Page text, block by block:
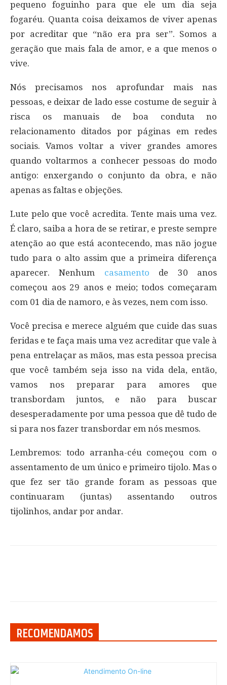
pequeno foguinho para que ele um dia seja
fogaréu. Quanta coisa deixamos de viver apenas
por acreditar que “não era pra ser”. Somos a
geração que mais fala de amor, e a que menos o
vive.
Nós precisamos nos aprofundar mais nas
pessoas, e deixar de lado esse costume de seguir à
risca os manuais de boa conduta no
relacionamento ditados por páginas em redes
sociais. Vamos voltar a viver grandes amores
quando voltarmos a conhecer pessoas do modo
antigo: enxergando o conjunto da obra, e não
apenas as faltas e objeções.
Lute pelo que você acredita. Tente mais uma vez.
É claro, saiba a hora de se retirar, e preste sempre
atenção ao que está acontecendo, mas não jogue
tudo para o alto assim que a primeira diferença
aparecer. Nenhum casamento de 30 anos
começou aos 29 anos e meio; todos começaram
com 01 dia de namoro, e às vezes, nem com isso.
Você precisa e merece alguém que cuide das suas
feridas e te faça mais uma vez acreditar que vale à
pena entrelaçar as mãos, mas esta pessoa precisa
que você também seja isso na vida dela, então,
vamos nos preparar para amores que
transbordam juntos, e não para buscar
desesperadamente por uma pessoa que dê tudo de
si para nos fazer transbordar em nós mesmos.
Lembremos: todo arranha-céu começou com o
assentamento de um único e primeiro tijolo. Mas o
que fez ser tão grande foram as pessoas que
continuaram (juntas) assentando outros
tijolinhos, andar por andar.
RECOMENDAMOS